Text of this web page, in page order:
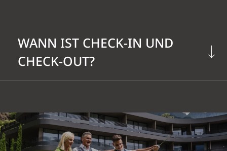
WANN IST CHECK-IN UND
CHECK-OUT?
oder später abreisen, bitten wir Sie uns
im Vorfeld Bescheid zu geben.